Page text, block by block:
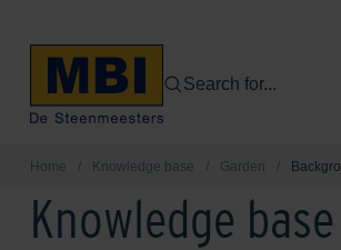
Search for...
Home / Knowledge base / Garden /
Knowledge